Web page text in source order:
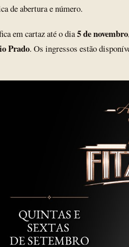
de abertura e número.
em cartaz até o dia5 de novembro
Prado. Os ingressos estão